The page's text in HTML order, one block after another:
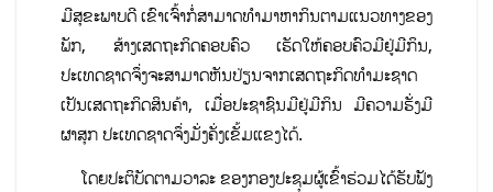
ມີສຸຂະພາບດີ ເຂົາເຈົ້າກໍ່ສາມາດທໍາມາຫາກິນຕາມແນວທາງຂອງ
ພັກ, ສ້າງເສດຖະກິດຄອບຄົວ ເຮັດໃຫ້ຄອບຄົວມີຢູ່ມີກິນ,
ປະເທດຊາດຈຶ່ງຈະສາມາດຫັນປ່ຽນຈາກເສດຖະກິດທໍາມະຊາດ
ເປັນເສດຖະກິດສິນຄ້າ, ເມື່ອປະຊາຊົນມີຢູ່ມີກິນ ມີຄວາມຮັ່ງມີ
ຜາສຸກ ປະເທດຊາດຈຶ່ງມັ່ງຄັ່ງເຂັ້ມແຂງໄດ້.
ໂດຍປະຕິບັດຕາມວາລະ ຂອງກອງປະຊຸມຜູ້ເຂົ້າຮ່ວມໄດ້ຮັບຟັງ